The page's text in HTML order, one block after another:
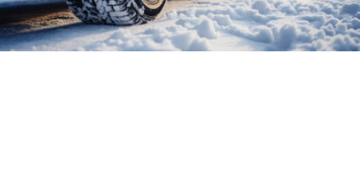
Seizoen:
Merken: